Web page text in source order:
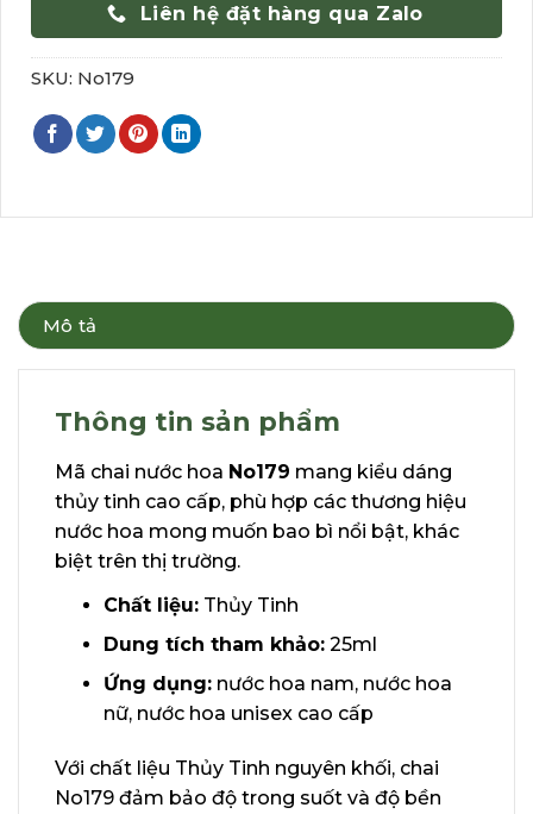
Liên hệ đặt hàng qua Zalo
SKU: No179
Mô tả
Thông tin sản phẩm
Mã chai nước hoa No179 mang kiểu dáng
thủy tinh cao cấp, phù hợp các thương hiệu
nước hoa mong muốn bao bì nổi bật, khác
biệt trên thị trường.
Chất liệu:Thủy Tinh
Dung tích tham khảo:25ml
Ứng dụng:nước hoa nam, nước hoa
nữ, nước hoa unisex cao cấp
Với chất liệu Thủy Tinh nguyên khối, chai
No179 đảm bảo độ trong suốt và độ bền